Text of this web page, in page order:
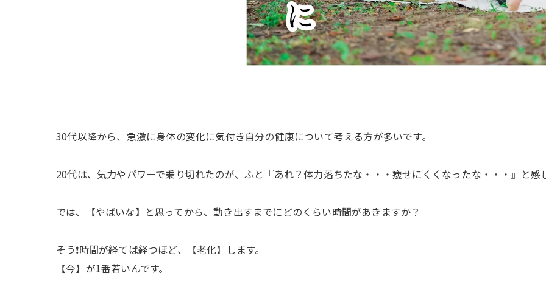
30代以降から、急激に身体の変化に気付き自分の健康について考える方が多いです。
20代は、気力やパワーで乗り切れたのが、ふと『あれ？体力落ちたな・・・痩せにくくなったな・・・』と感
では、【やばいな】と思ってから、動き出すまでにどのくらい時間があきますか？
そう❗️時間が経てば経つほど、【老化】します。
【今】が1番若いんです。